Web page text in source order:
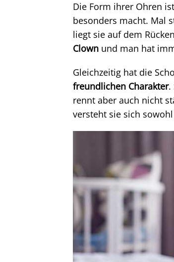
Die Form ihrer Ohren
besonders macht. Mal
liegt sie auf dem
Clown und man hat
Gleichzeitig hat die
freundlichen Charakter.
rennt aber auch nicht
versteht sie sich